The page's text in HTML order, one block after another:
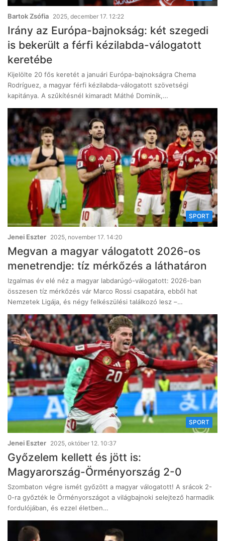
Bartok Zsófia 2025, december 17. 12:22
Irány az Európa-bajnokság: két szegedi
is bekerült a férfi kézilabda-válogatott
keretébe
Kijelölte 20 fős keretét a januári Európa-bajnokságra Chema
Rodríguez, a magyar férfi kézilabda-válogatott szövetségi
kapitánya. A szűkítésnél kimaradt Máthé Dominik,…
SPORT
Jenei Eszter 2025, november 17. 14:20
Megvan a magyar válogatott 2026-os
menetrendje: tíz mérkőzés a láthatáron
Izgalmas év elé néz a magyar labdarúgó-válogatott: 2026-ban
összesen tíz mérkőzés vár Marco Rossi csapatára, ebből hat
Nemzetek Ligája, és négy felkészülési találkozó lesz –…
SPORT
Jenei Eszter 2025, október 12. 10:37
Győzelem kellett és jött is:
Magyarország-Örményország 2-0
Szombaton végre ismét győzött a magyar válogatott! A srácok 2-
0-ra győzték le Örményországot a világbajnoki selejtező harmadik
fordulójában, és ezzel életben…